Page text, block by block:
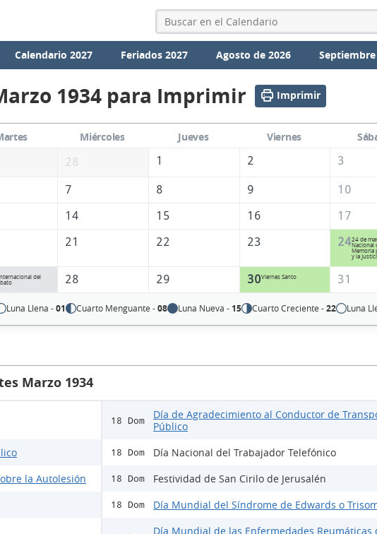
Calendario 2027 Feriados 2027 Agosto de 2026
1934 para Imprimir Imprimir
Miércoles Jueves Viernes
28 1 2 3
7 8 9
10
14 15 16
17
21 22 23 2424 de
Nacional
Memoria
y la
del
28 29 30Viernes Santo 31
Luna Llena -01 Cuarto Menguante -08 Luna Nueva - 15 Cuarto Creciente -22 Luna
Marzo 1934
la Autolesión
18 Dom
Día de Agradecimiento al Conductor de
Público
18 Dom Día Nacional del Trabajador Telefónico
18 Dom Festividad de San Cirilo de Jerusalén
18 Dom Día Mundial del Síndrome de Edwards o
Día Mundial de las Enfermedades Reumáticas